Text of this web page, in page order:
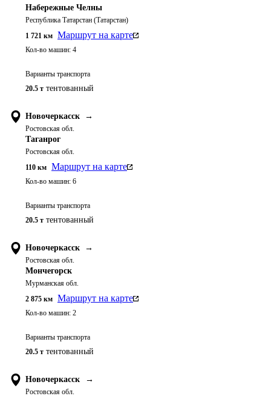
Набережные Челны
Республика Татарстан (Татарстан)
1 721 км Маршрут на карте
Кол-во машин: 4
Варианты транспорта
20.5 т тентованный
Новочеркасск →
Ростовская обл.
Таганрог
Ростовская обл.
110 км Маршрут на карте
Кол-во машин: 6
Варианты транспорта
20.5 т тентованный
Новочеркасск →
Ростовская обл.
Мончегорск
Мурманская обл.
2 875 км Маршрут на карте
Кол-во машин: 2
Варианты транспорта
20.5 т тентованный
Новочеркасск →
Ростовская обл.